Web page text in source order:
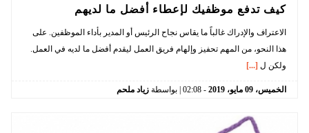
كيف تدفع موظفيك لإعطاء أفضل ما لديهم
الاعتراف والإدراك غالباً ما يقاس نجاح الرئيس أو المدير بأداء الموظفين. على
هذا النحو، من المهم تحفيز وإلهام فريق العمل ليقدم أفضل ما لديه في العمل.
ولكن ل [...]
الخميس، 09 مايو، 2019
-
02:08 | بواسطة زياد ملحم